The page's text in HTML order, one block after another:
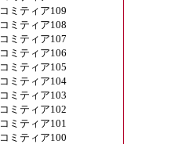
コミティア109
コミティア108
コミティア107
コミティア106
コミティア105
コミティア104
コミティア103
コミティア102
コミティア101
コミティア100